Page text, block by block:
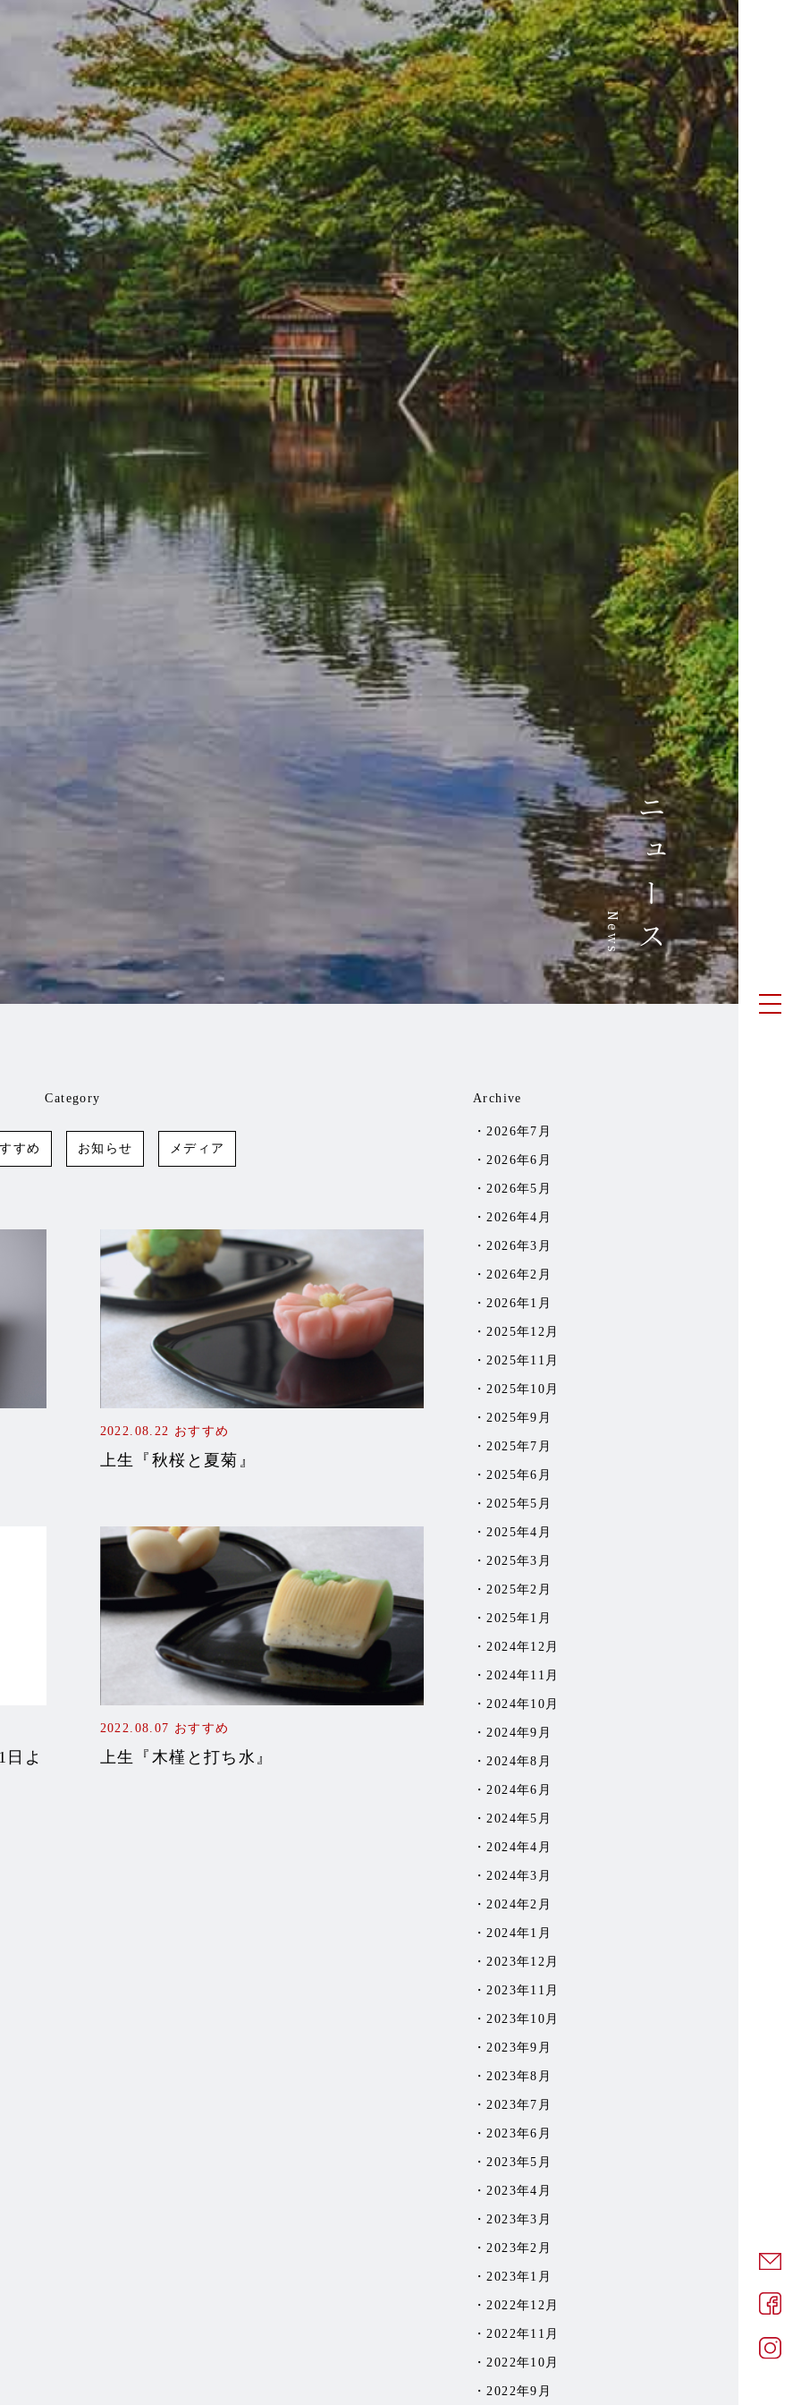
ニュース
News
Category
すめ お知らせ メディア
2022.08.22 おすすめ
上生『秋桜と夏菊』
よ
2022.08.07 おすすめ
上生『木槿と打ち水』
Archive
2026年7月
2026年6月
2026年5月
2026年4月
2026年3月
2026年2月
2026年1月
2025年12月
2025年11月
2025年10月
2025年9月
2025年7月
2025年6月
2025年5月
2025年4月
2025年3月
2025年2月
2025年1月
2024年12月
2024年11月
2024年10月
2024年9月
2024年8月
2024年6月
2024年5月
2024年4月
2024年3月
2024年2月
2024年1月
2023年12月
2023年11月
2023年10月
2023年9月
2023年8月
2023年7月
2023年6月
2023年5月
2023年4月
2023年3月
2023年2月
2023年1月
2022年12月
2022年11月
2022年10月
2022年9月